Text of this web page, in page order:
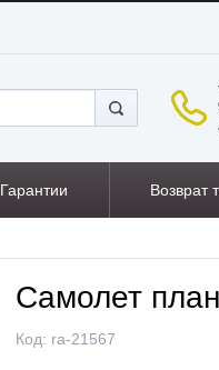
Гарантии Возврат
Самолет
Код: ra-21567